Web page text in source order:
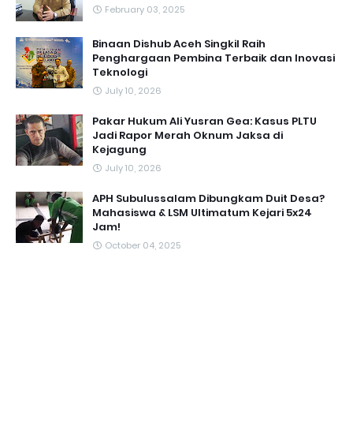
February 03, 2025
Binaan Dishub Aceh Singkil Raih
Penghargaan Pembina Terbaik dan Inovasi
Teknologi
July 10, 2026
Pakar Hukum Ali Yusran Gea: Kasus PLTU
Jadi Rapor Merah Oknum Jaksa di
Kejagung
July 10, 2026
APH Subulussalam Dibungkam Duit Desa?
Mahasiswa & LSM Ultimatum Kejari 5x24
Jam!
October 04, 2025